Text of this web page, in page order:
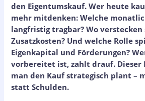
den Eigentumskauf. Wer heute
mehr mitdenken: Welche
langfristig tragbar? Wo verstecken
Zusatzkosten? Und welche Rolle
Eigenkapital und Förderungen?
vorbereitet ist, zahlt drauf. Dieser
man den Kauf strategisch plant –
statt Schulden.